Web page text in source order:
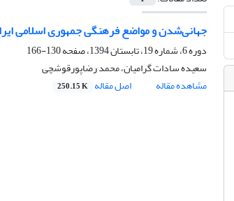
جهانی‌‌‌‌شدن و مواضع فرهنگی جمهوری اسلامی
دوره 6، شماره 19، تابستان 1394، صفحه
130-166
سعیده سادات گرامیان، محمد رضاپورقوشچی
مشاهده مقاله
اصل مقاله 250.15 K